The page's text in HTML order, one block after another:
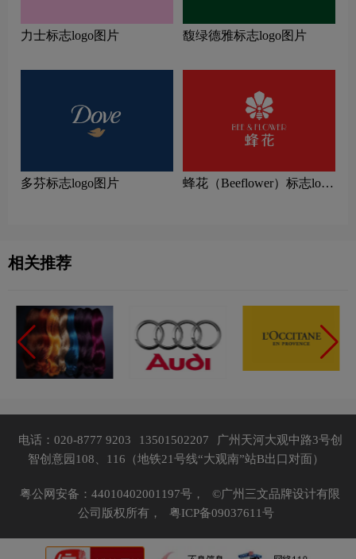
力士标志logo图片 馥绿德雅标志logo图片
多芬标志logo图片
蜂花（Beeflower）标志logo
相关推荐
电话：020-8777 9203 13501502207
广州天河大观中路3号创
智创意园108、116（地铁21号线“大观南”站B出口对面）
粤公网安备：44010402001197号，
©广州三文品牌设计有限
公司版权所有，
粤ICP备09037611号